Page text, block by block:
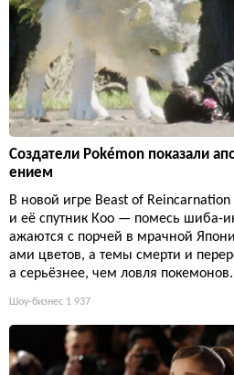
Создатели Pokémon показали
ением
В новой игре Beast of
и её спутник Кoo — помесь шиба-
ажаются с порчей в мрачной
ами цветов, а темы смерти и
а серьёзнее, чем ловля покемонов.
Шоу-бизнес 1 937